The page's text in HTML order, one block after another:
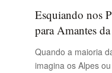
Esquiando nos
para Amantes
Quando a maioria
imagina os Alpes